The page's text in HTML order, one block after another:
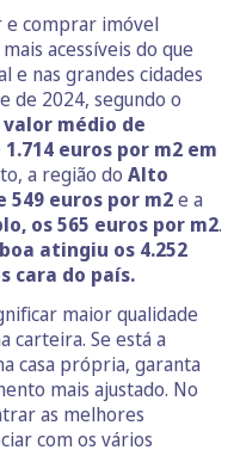
comprar imóvel
acessíveis do que
e nas grandes cidades
de 2024, segundo o
valor médio de
euros por m2 em
a região do Alto
euros por m2e a
os 565 euros por m2.
atingiu os 4.252
cara do país.
maior qualidade
carteira. Se está a
casa própria, garanta
mais ajustado. No
as melhores
com os vários